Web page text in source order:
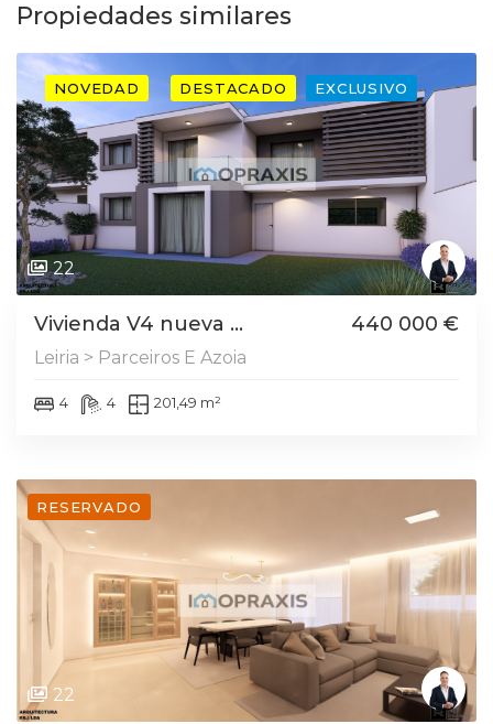
Propiedades similares
NOVEDAD DESTACADO EXCLUSIVO
22
Vivienda V4 nueva ... 440 000 €
Leiria > Parceiros E Azoia
4 4 201,49 m²
RESERVADO
22